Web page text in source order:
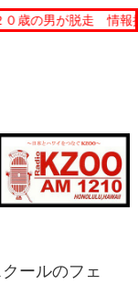
歳の男が脱走 情報提
ールのフェ